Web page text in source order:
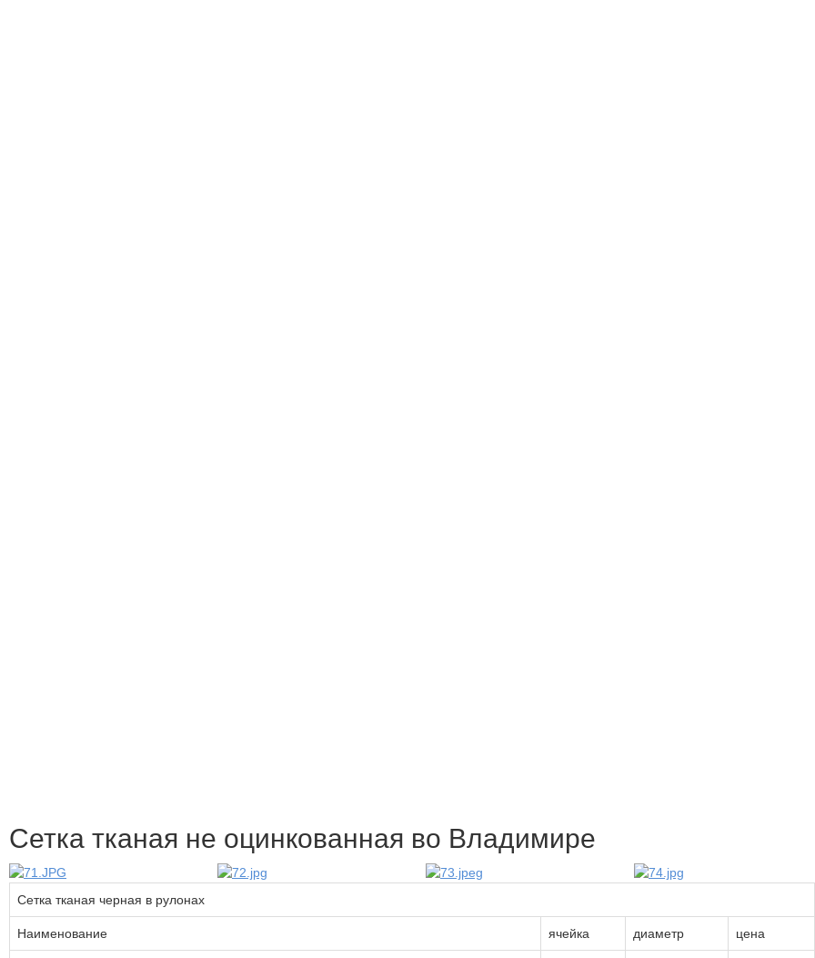
Сетка тканая не оцинкованная во Владимире
Сетка тканая черная в рулонах
Наименование ячейка диаметр цена